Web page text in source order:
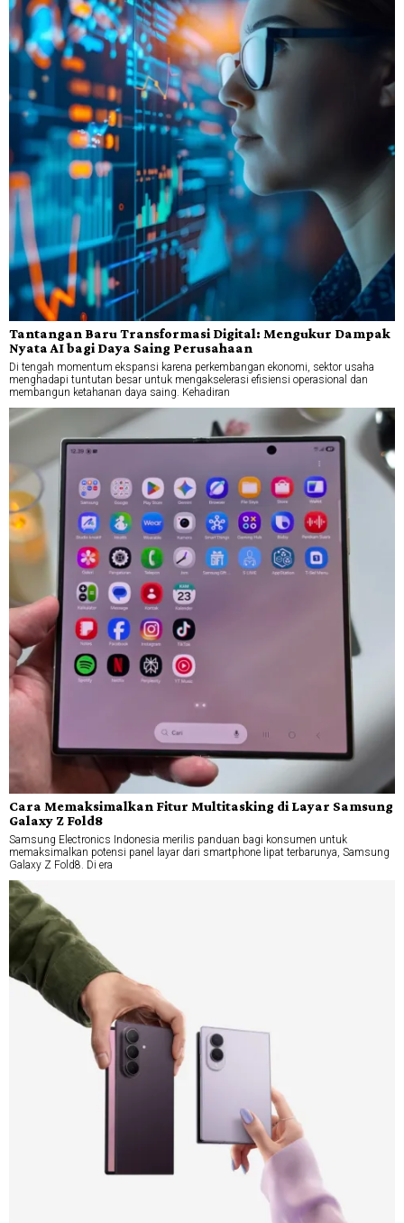
Tantangan Baru Transformasi Digital: Mengukur Dampak
Nyata AI bagi Daya Saing Perusahaan
Di tengah momentum ekspansi karena perkembangan ekonomi, sektor usaha
menghadapi tuntutan besar untuk mengakselerasi efisiensi operasional dan
membangun ketahanan daya saing. Kehadiran
Cara Memaksimalkan Fitur Multitasking di Layar Samsung
Galaxy Z Fold8
Samsung Electronics Indonesia merilis panduan bagi konsumen untuk
memaksimalkan potensi panel layar dari smartphone lipat terbarunya, Samsung
Galaxy Z Fold8. Di era